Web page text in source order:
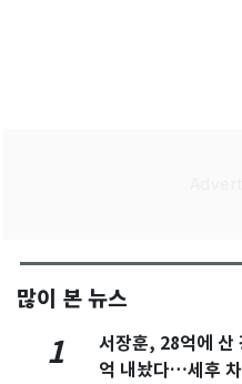
많이 본 뉴스
1
서장훈, 28억에 산
억 내놨다…세후